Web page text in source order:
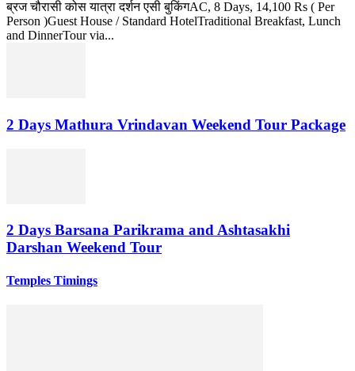
ब्रज चौरासी कोस यात्रा दर्शन एसी बुकिंगAC, 8 Days, 14,100 Rs ( Per
Person )Guest House / Standard HotelTraditional Breakfast, Lunch
and DinnerTour via...
2 Days Mathura Vrindavan Weekend Tour Package
2 Days Barsana Parikrama and Ashtasakhi
Darshan Weekend Tour
Temples Timings